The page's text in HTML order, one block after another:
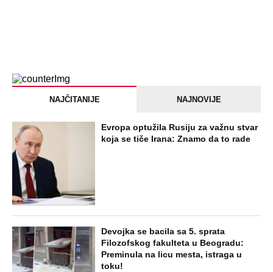
NAJČITANIJE NAJNOVIJE
Evropa optužila Rusiju za važnu stvar
koja se tiče Irana: Znamo da to rade
Devojka se bacila sa 5. sprata
Filozofskog fakulteta u Beogradu:
Preminula na licu mesta, istraga u
toku!